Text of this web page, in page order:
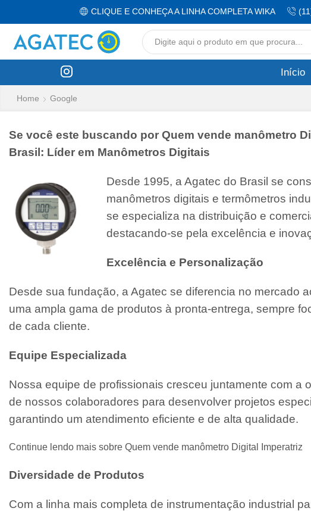
CLIQUE E CONHEÇA A LINHA COMPLETA WIKA
Início
Home Google
Se você este buscando por Quem vende manômetro
Brasil: Líder em Manômetros Digitais
Desde 1995, a Agatec do Brasil se
manômetros digitais e termômetros
se especializa na distribuição e
destacando-se pela excelência e
Excelência e Personalização
Desde sua fundação, a Agatec se diferencia no mercado
uma ampla gama de produtos à pronta-entrega, sempre
de cada cliente.
Equipe Especializada
Nossa equipe de profissionais cresceu juntamente com
de nossos colaboradores para desenvolver projetos
garantindo um atendimento eficiente e de alta qualidade.
Continue lendo mais sobre Quem vende manômetro Digital Imperatriz
Diversidade de Produtos
Com a linha mais completa de instrumentação industrial